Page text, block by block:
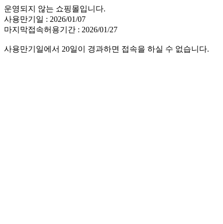
운영되지 않는 쇼핑몰입니다.
사용만기일 : 2026/01/07
마지막접속허용기간 : 2026/01/27
사용만기일에서 20일이 경과하면 접속을 하실 수 없습니다.